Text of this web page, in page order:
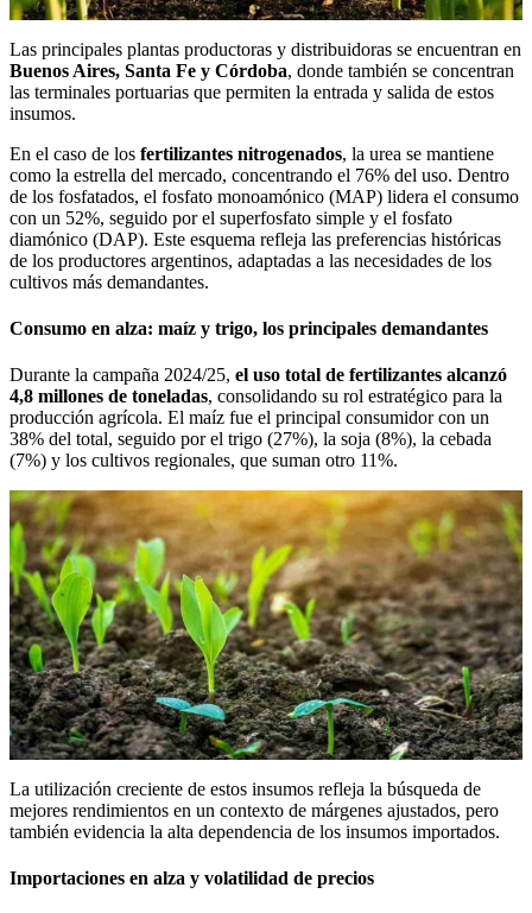
Las principales plantas productoras y distribuidoras se encuentran en
Buenos Aires, Santa Fe y Córdoba, donde también se concentran
las terminales portuarias que permiten la entrada y salida de estos
insumos.
En el caso de los fertilizantes nitrogenados, la urea se mantiene
como la estrella del mercado, concentrando el 76% del uso. Dentro
de los fosfatados, el fosfato monoamónico (MAP) lidera el consumo
con un 52%, seguido por el superfosfato simple y el fosfato
diamónico (DAP). Este esquema refleja las preferencias históricas
de los productores argentinos, adaptadas a las necesidades de los
cultivos más demandantes.
Consumo en alza: maíz y trigo, los principales demandantes
Durante la campaña 2024/25, el uso total de fertilizantes alcanzó
4,8 millones de toneladas, consolidando su rol estratégico para la
producción agrícola. El maíz fue el principal consumidor con un
38% del total, seguido por el trigo (27%), la soja (8%), la cebada
(7%) y los cultivos regionales, que suman otro 11%.
La utilización creciente de estos insumos refleja la búsqueda de
mejores rendimientos en un contexto de márgenes ajustados, pero
también evidencia la alta dependencia de los insumos importados.
Importaciones en alza y volatilidad de precios